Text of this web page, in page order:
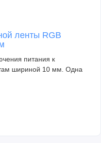
ленты RGB
питания к
шириной 10 мм. Одна